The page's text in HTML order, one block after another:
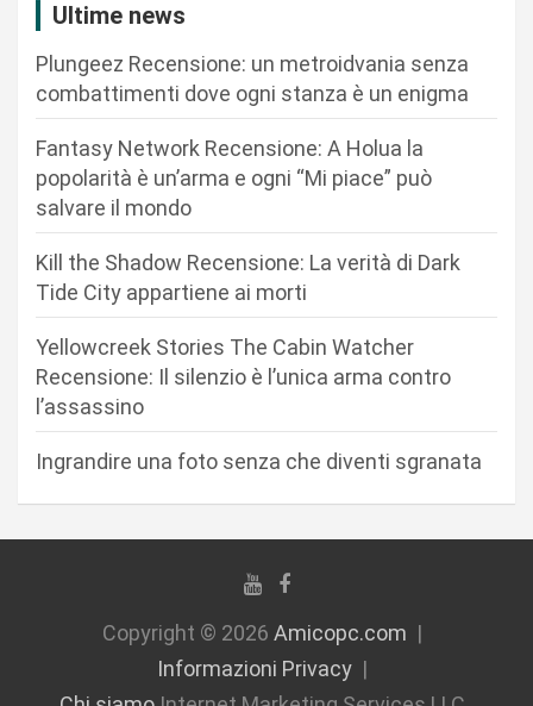
i
Ultime news
Plungeez Recensione: un metroidvania senza
combattimenti dove ogni stanza è un enigma
Fantasy Network Recensione: A Holua la
popolarità è un’arma e ogni “Mi piace” può
salvare il mondo
Kill the Shadow Recensione: La verità di Dark
Tide City appartiene ai morti
Yellowcreek Stories The Cabin Watcher
Recensione: Il silenzio è l’unica arma contro
l’assassino
Ingrandire una foto senza che diventi sgranata
Copyright © 2026 Amicopc.com
Informazioni Privacy